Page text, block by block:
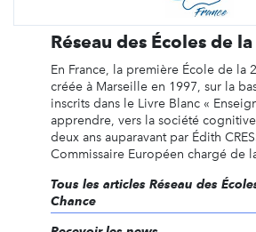
Réseau des Écoles de
En France, la première École de la
créée à Marseille en 1997, sur la
inscrits dans le Livre Blanc «
apprendre, vers la société
deux ans auparavant par Édith
Commissaire Européen chargé de
Tous les articles Réseau des
Chance